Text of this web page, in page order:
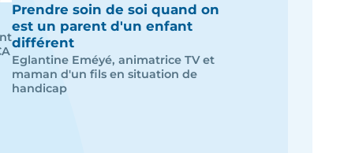
Prendre soin de soi quand on
est un parent d'un enfant
différent
Eglantine Eméyé, animatrice TV et
maman d'un fils en situation de
handicap